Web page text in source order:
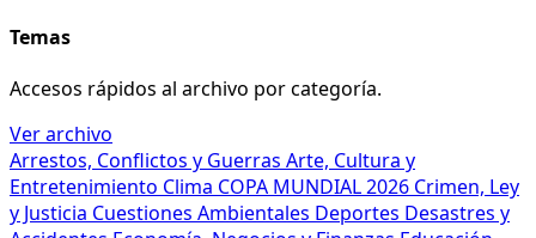
Temas
Accesos rápidos al archivo por categoría.
Ver archivo
Arrestos, Conflictos y Guerras Arte, Cultura y
Entretenimiento Clima COPA MUNDIAL 2026 Crimen, Ley
y Justicia Cuestiones Ambientales Deportes Desastres y